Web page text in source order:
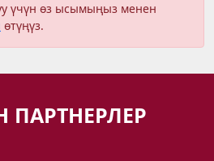
үчүн өз ысымыңыз менен
өтүңүз.
ПАРТНЕРЛЕР